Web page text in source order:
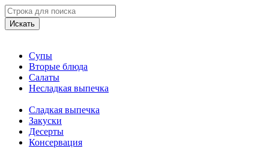
Искать
Супы
Вторые блюда
Салаты
Несладкая выпечка
Сладкая выпечка
Закуски
Десерты
Консервация